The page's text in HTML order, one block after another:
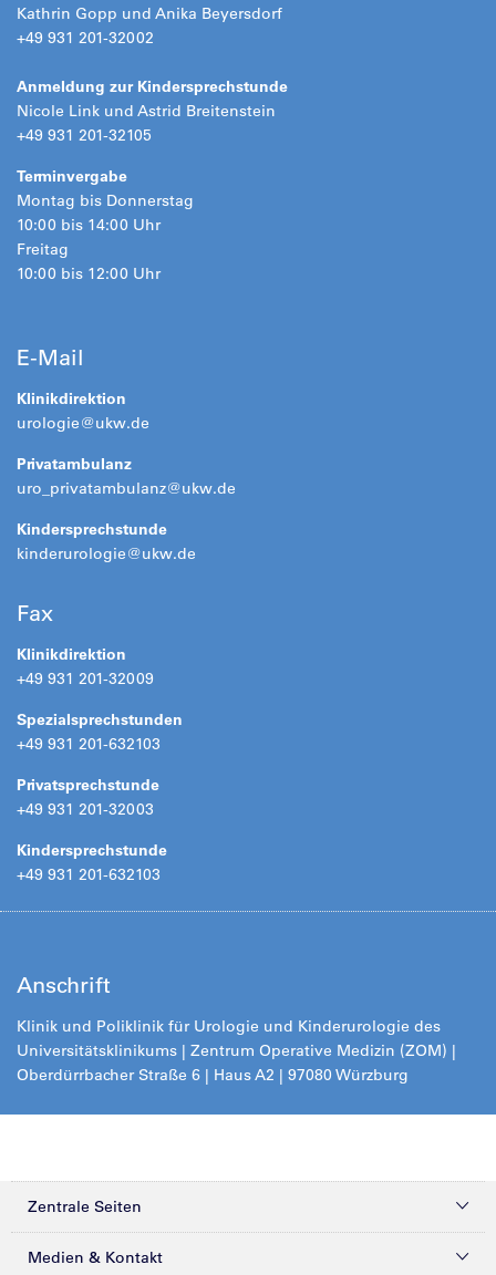
Kathrin Gopp und Anika Beyersdorf
+49 931 201-32002
Anmeldung zur Kindersprechstunde
Nicole Link und Astrid Breitenstein
+49 931 201-32105
Terminvergabe
Montag bis Donnerstag
10:00 bis 14:00 Uhr
Freitag
10:00 bis 12:00 Uhr
E-Mail
Klinikdirektion
urologie@ukw.de
Privatambulanz
uro_privatambulanz@ukw.de
Kindersprechstunde
kinderurologie@ukw.de
Fax
Klinikdirektion
+49 931 201-32009
Spezialsprechstunden
+49 931 201-632103
Privatsprechstunde
+49 931 201-32003
Kindersprechstunde
+49 931 201-632103
Anschrift
Klinik und Poliklinik für Urologie und Kinderurologie des
Universitätsklinikums | Zentrum Operative Medizin (ZOM) |
Oberdürrbacher Straße 6 | Haus A2 | 97080 Würzburg
Zentrale Seiten
Kliniken & Zentren
Medien & Kontakt